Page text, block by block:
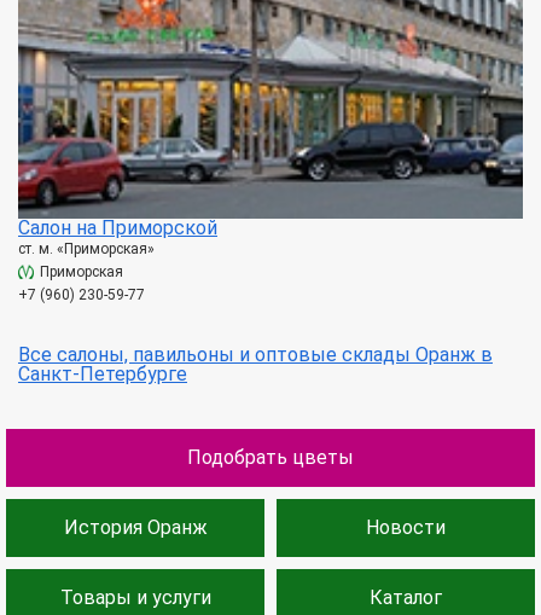
Салон на Приморской
ст. м. «Приморская»
Приморская
+7 (960) 230-59-77
Все салоны, павильоны и оптовые склады Оранж в
Санкт-Петербурге
Подобрать цветы
История Оранж Новости
Товары и услуги Каталог